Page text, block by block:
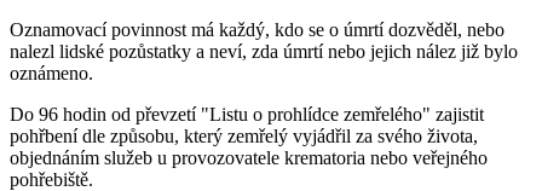
Oznamovací povinnost má každý, kdo se o úmrtí dozvěděl, nebo
nalezl lidské pozůstatky a neví, zda úmrtí nebo jejich nález již bylo
oznámeno.
Do 96 hodin od převzetí "Listu o prohlídce zemřelého" zajistit
pohřbení dle způsobu, který zemřelý vyjádřil za svého života,
objednáním služeb u provozovatele krematoria nebo veřejného
pohřebiště.